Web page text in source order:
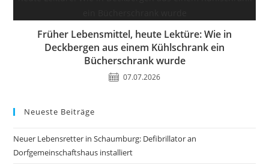
Früher Lebensmittel, heute Lektüre: Wie in
Deckbergen aus einem Kühlschrank ein
Bücherschrank wurde
07.07.2026
Neueste Beiträge
Neuer Lebensretter in Schaumburg: Defibrillator an
Dorfgemeinschaftshaus installiert